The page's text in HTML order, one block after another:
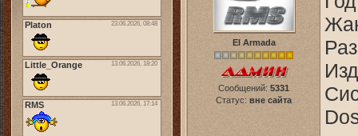
El Armada
Сообщений: 5331
Статус: вне сайта